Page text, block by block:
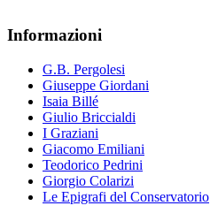
Informazioni
G.B. Pergolesi
Giuseppe Giordani
Isaia Billé
Giulio Briccialdi
I Graziani
Giacomo Emiliani
Teodorico Pedrini
Giorgio Colarizi
Le Epigrafi del Conservatorio